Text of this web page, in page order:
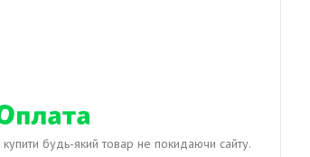
будь-який товар не покидаючи сайту.